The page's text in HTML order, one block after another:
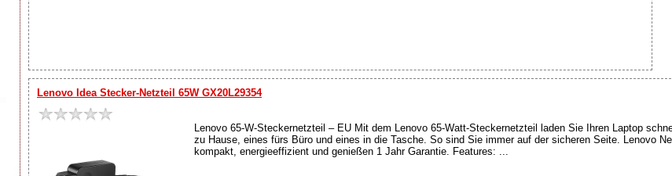
Lenovo Idea Stecker-Netzteil 65W GX20L29354
Lenovo 65-W-Steckernetzteil – EU Mit dem Lenovo 65-Watt-Steckernetzteil laden Sie Ihren Laptop
zu Hause, eines fürs Büro und eines in die Tasche. So sind Sie immer auf der sicheren Seite. Lenovo
kompakt, energieeffizient und genießen 1 Jahr Garantie. Features: ...